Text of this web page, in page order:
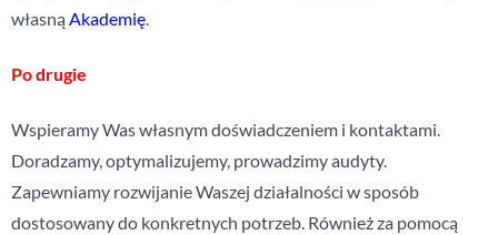
własnąAkademię.
Po drugie
Wspieramy Was własnym doświadczeniem i kontaktami.
Doradzamy, optymalizujemy, prowadzimy audyty.
Zapewniamy rozwijanie Waszej działalności w sposób
dostosowany do konkretnych potrzeb. Również za pomocą